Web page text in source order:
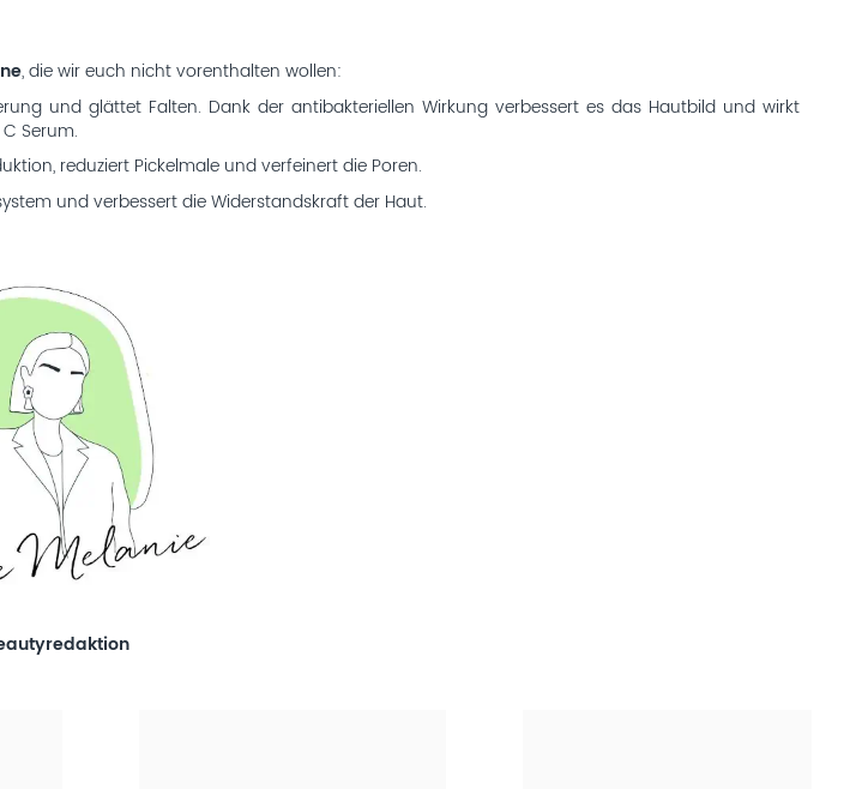
, die wir euch nicht vorenthalten wollen:
und glättet Falten. Dank der antibakteriellen Wirkung verbessert es das Hautbild und wirkt
Serum.
reduziert Pickelmale und verfeinert die Poren.
und verbessert die Widerstandskraft der Haut.